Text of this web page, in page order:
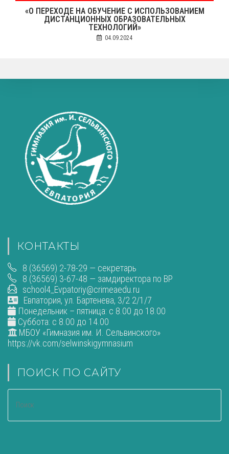
«О ПЕРЕХОДЕ НА ОБУЧЕНИЕ С ИСПОЛЬЗОВАНИЕМ
ДИСТАНЦИОННЫХ ОБРАЗОВАТЕЛЬНЫХ
ТЕХНОЛОГИЙ»
04.09.2024
КОНТАКТЫ
8 (36569) 2-78-29 — секретарь
8 (36569) 3-67-48 — замдиректора по ВР
school4_Evpatoriy@crimeaedu.ru
Евпатория, ул. Бартенева, 3/2 2/1/7
Понедельник – пятница: с 8.00 до 18.00
Суббота: с 8.00 до 14.00
МБОУ «Гимназия им. И. Сельвинского»
https://vk.com/selwinskigymnasium
ПОИСК ПО САЙТУ